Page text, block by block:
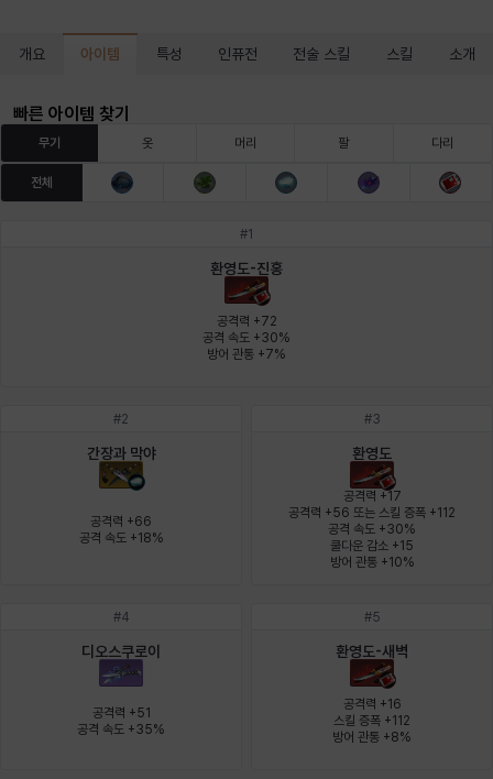
아야 아이솔 아이작 알렉스 알론소 얀
에키온 엘레나
이안 재키
캐시
크레이버 타지아
펠릭스 피올로
개요 아이템 특성 인퓨전 전술 스킬 스킬 소개
빠른 아이템 찾기
무기 옷 머리 팔 다리
전체
#1
환영도-진홍
공격력 +72
공격 속도 +30%
방어 관통 +7%
#2
간장과 막야
공격력 +66
공격 속도 +18%
#3
환영도
공격력 +17
공격력 +56 또는 스킬 증폭 +112
공격 속도 +30%
쿨다운 감소 +15
방어 관통 +10%
#4
디오스쿠로이
공격력 +51
공격 속도 +35%
#5
환영도-새벽
공격력 +16
스킬 증폭 +112
방어 관통 +8%